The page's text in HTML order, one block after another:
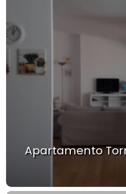
Apartamento